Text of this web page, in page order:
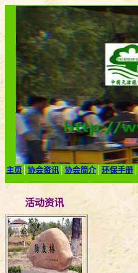
主页 协会资讯 协会简介│ 环保手册
活动资讯